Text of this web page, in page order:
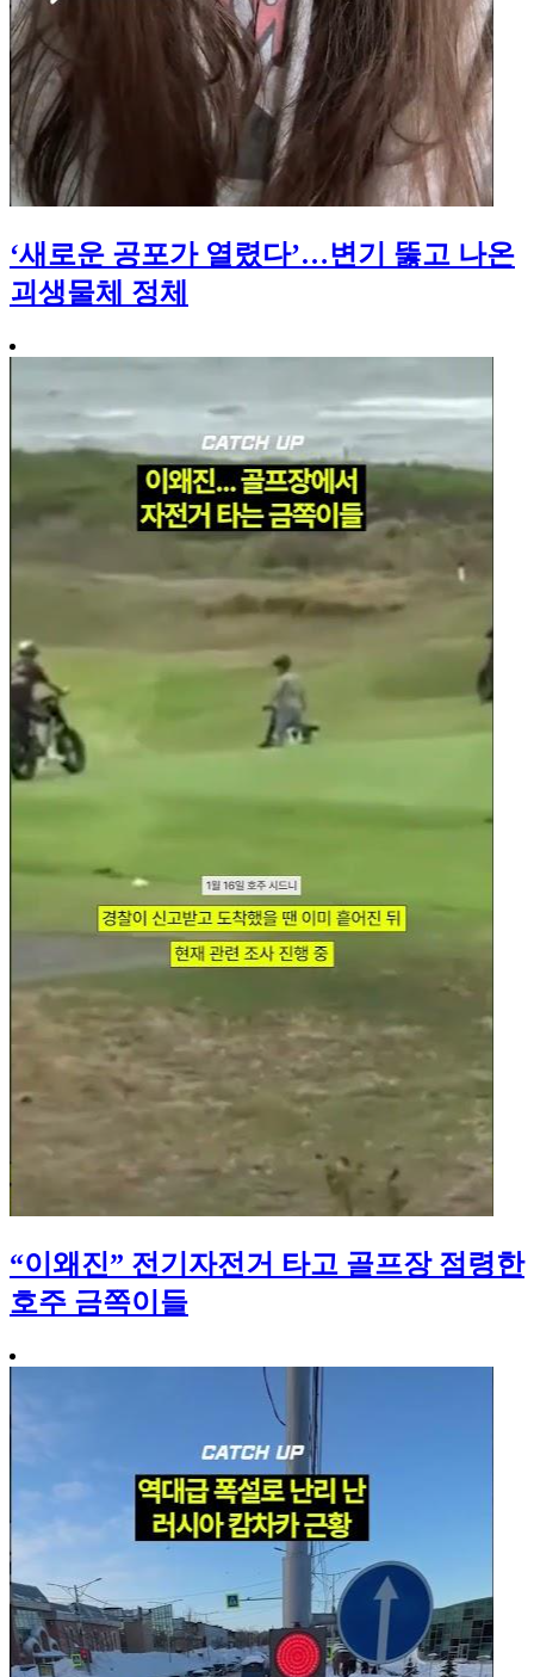
‘새로운 공포가 열렸다’…변기 뚫고 나온
괴생물체 정체
“이왜진” 전기자전거 타고 골프장 점령한
호주 금쪽이들